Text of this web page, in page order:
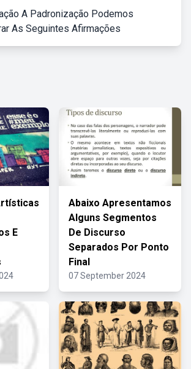
A Padronização Podemos
As Seguintes Afirmações
E
Abaixo Apresentamos
Alguns Segmentos
De Discurso
Separados Por Ponto
Final
07 September 2024